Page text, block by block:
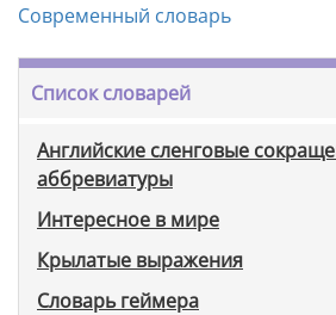
Современный словарь
Список словарей
Английские сленговые
аббревиатуры
Интересное в мире
Крылатые выражения
Словарь геймера